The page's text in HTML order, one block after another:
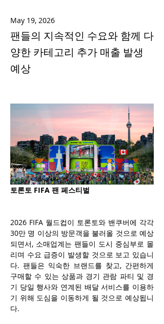
May 19, 2026
팬들의 지속적인 수요와 함께 다
양한 카테고리 추가 매출 발생
예상
토론토 FIFA 팬 페스티벌
2026 FIFA 월드컵이 토론토와 밴쿠버에 각각
30만 명 이상의 방문객을 불러올 것으로 예상
되면서, 소매업계는 팬들이 도시 중심부로 몰
리며 수요 급증이 발생할 것으로 보고 있습니
다. 팬들은 익숙한 브랜드를 찾고, 간편하게
구매할 수 있는 상품과 경기 관람 파티 및 경
기 당일 행사와 연계된 배달 서비스를 이용하
기 위해 도심을 이동하게 될 것으로 예상됩니
다.